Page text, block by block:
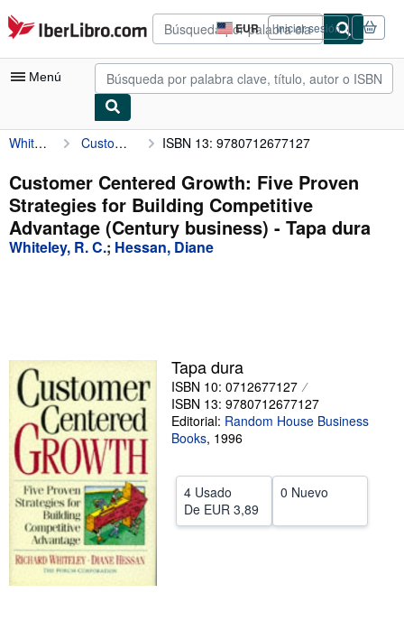
Pasar al contenido principal
IberLibro.com EUR
Preferencias
de
compra
del
Iniciar sesión
Menú
Mi cuenta
Consultar mis pedidos
Búsqueda avanzada
Colecciones
Comenzar a vender
Ayuda
CERRAR
Whiteley, R. C. Customer Centered Growth: Five Proven Strategies for Building Competitive Advantage (Century business) ISBN 13: 9780712677127
Customer Centered Growth: Five Proven
Strategies for Building Competitive
Advantage (Century business) - Tapa dura
Whiteley, R. C.; Hessan, Diane
Tapa dura
ISBN 10: 0712677127
ISBN 13: 9780712677127
Editorial: Random House Business
Books, 1996
4 Usado
De EUR 3,89
0 Nuevo